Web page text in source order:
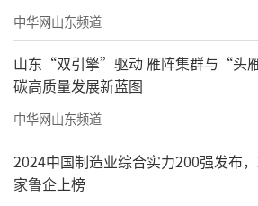
中华网山东频道
山东“双引擎”驱动 雁阵集群与“头
碳高质量发展新蓝图
中华网山东频道
2024中国制造业综合实力200强发布
家鲁企上榜